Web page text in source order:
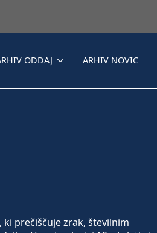
ODDAJ ARHIV NOVIC
ki prečiščuje zrak, številnim